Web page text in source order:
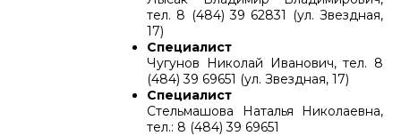
тел. 8 (484) 39 62831 (ул. Звездная,
17)
Специалист
Чугунов Николай Иванович, тел. 8
(484) 39 69651 (ул. Звездная, 17)
Специалист
Стельмашова Наталья Николаевна,
тел.: 8 (484) 39 69651